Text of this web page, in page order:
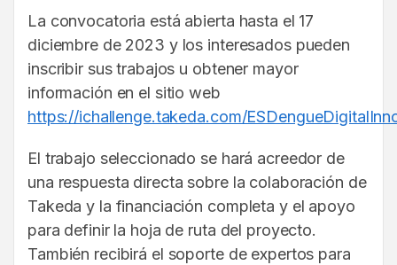
La convocatoria está abierta hasta el 17
diciembre de 2023 y los interesados pueden
inscribir sus trabajos u obtener mayor
información en el sitio web
https://ichallenge.takeda.com/
El trabajo seleccionado se hará acreedor de
una respuesta directa sobre la colaboración de
Takeda y la financiación completa y el apoyo
para definir la hoja de ruta del proyecto.
También recibirá el soporte de expertos para